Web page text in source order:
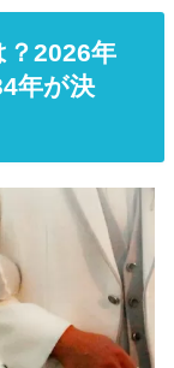
？2026年
年が決